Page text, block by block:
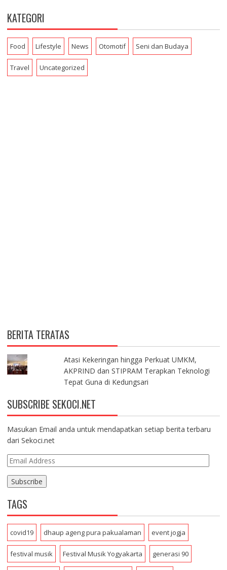
KATEGORI
Food Lifestyle News Otomotif Seni dan Budaya
Travel Uncategorized
BERITA TERATAS
Atasi Kekeringan hingga Perkuat UMKM,
AKPRIND dan STIPRAM Terapkan Teknologi
Tepat Guna di Kedungsari
SUBSCRIBE SEKOCI.NET
Masukan Email anda untuk mendapatkan setiap berita terbaru
dari Sekoci.net
E
l
A
d
d
r
e
TAGS
covid19 dhaup ageng pura pakualaman event jogja
festival musik Festival Musik Yogyakarta generasi 90